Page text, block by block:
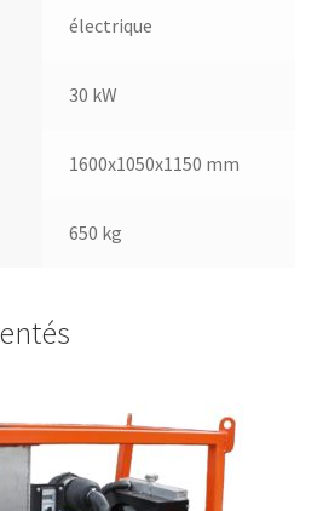
électrique
30 kW
1600x1050x1150 mm
650 kg